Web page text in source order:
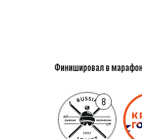
Финишировал в
8